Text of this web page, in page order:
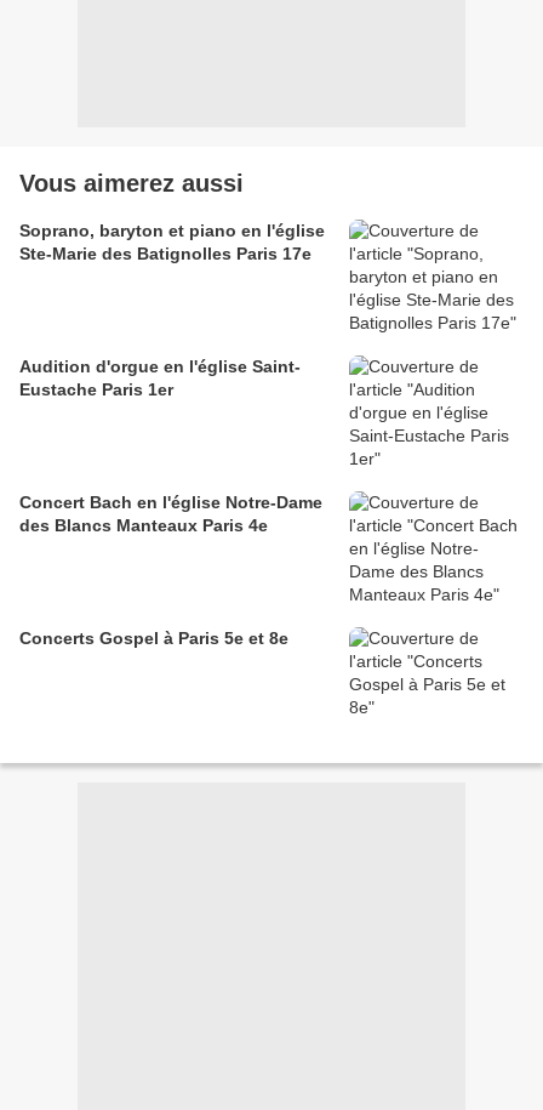
Vous aimerez aussi
Soprano, baryton et piano en l'église
Ste-Marie des Batignolles Paris 17e
Audition d'orgue en l'église Saint-
Eustache Paris 1er
Concert Bach en l'église Notre-Dame
des Blancs Manteaux Paris 4e
Concerts Gospel à Paris 5e et 8e